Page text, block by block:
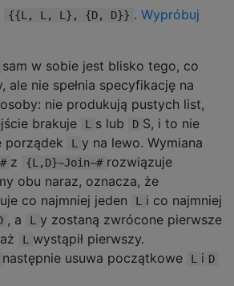
{{L, L, L}, {D, D}} . Wypróbuj
sam w sobie jest blisko tego, co
ale nie spełnia specyfikację na
nie produkują pustych list,
brakuje
L s lub D S, i to nie
porządek
L
y na lewo. Wymiana
# z {L,D}~Join~# rozwiązuje
obu naraz, oznacza, że
co najmniej jeden
L
i co najmniej
, a L
y zostaną zwrócone pierwsze
L wystąpił pierwszy.
następnie usuwa początkowe L i D